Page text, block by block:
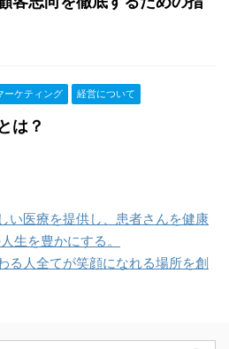
ーケティング 経営について
は？
医療を提供し、患者さんを健康
生を豊かにする。
人全てが笑顔になれる場所を創